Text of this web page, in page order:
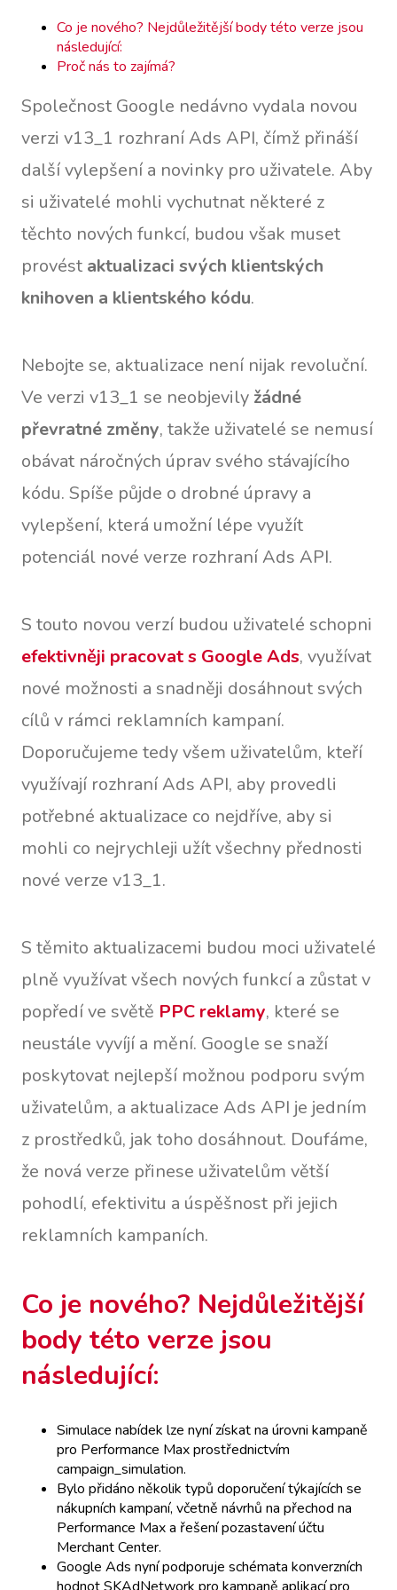
Co je nového? Nejdůležitější body této verze jsou
následující:
Proč nás to zajímá?
Společnost Google nedávno vydala novou
verzi v13_1 rozhraní Ads API, čímž přináší
další vylepšení a novinky pro uživatele. Aby
si uživatelé mohli vychutnat některé z
těchto nových funkcí, budou však muset
provést aktualizaci svých klientských
knihoven a klientského kódu.
Nebojte se, aktualizace není nijak revoluční.
Ve verzi v13_1 se neobjevily žádné
převratné změny, takže uživatelé se nemusí
obávat náročných úprav svého stávajícího
kódu. Spíše půjde o drobné úpravy a
vylepšení, která umožní lépe využít
potenciál nové verze rozhraní Ads API.
S touto novou verzí budou uživatelé schopni
efektivněji pracovat s Google Ads, využívat
nové možnosti a snadněji dosáhnout svých
cílů v rámci reklamních kampaní.
Doporučujeme tedy všem uživatelům, kteří
využívají rozhraní Ads API, aby provedli
potřebné aktualizace co nejdříve, aby si
mohli co nejrychleji užít všechny přednosti
nové verze v13_1.
S těmito aktualizacemi budou moci uživatelé
plně využívat všech nových funkcí a zůstat v
popředí ve světě PPC reklamy, které se
neustále vyvíjí a mění. Google se snaží
poskytovat nejlepší možnou podporu svým
uživatelům, a aktualizace Ads API je jedním
z prostředků, jak toho dosáhnout. Doufáme,
že nová verze přinese uživatelům větší
pohodlí, efektivitu a úspěšnost při jejich
reklamních kampaních.
Co je nového? Nejdůležitější
body této verze jsou
následující:
Simulace nabídek lze nyní získat na úrovni kampaně
pro Performance Max prostřednictvím
campaign_simulation.
Bylo přidáno několik typů doporučení týkajících se
nákupních kampaní, včetně návrhů na přechod na
Performance Max a řešení pozastavení účtu
Merchant Center.
Google Ads nyní podporuje schémata konverzních